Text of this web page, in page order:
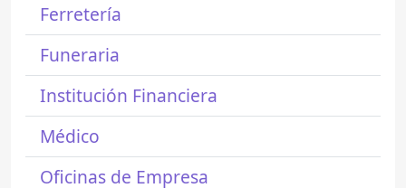
Ferretería
Funeraria
Institución Financiera
Médico
Oficinas de Empresa